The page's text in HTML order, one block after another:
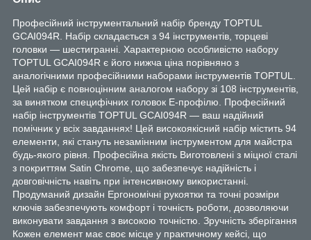
Професійний інструментальний набір бренду TOPTUL
GCAI094R. Набір складається з 94 інструментів, торцеві
головки — шестигранні. Характерною особливістю набору
TOPTUL GCAI094R є його нижча ціна порівняно з
аналогічними професійними наборами інструментів TOPTUL.
Цей набір є повноцінним аналогом набору зі 108 інструментів,
за винятком специфічних головок E-профілю. Професійний
набір інструментів TOPTUL GCAI094R — ваш надійний
помічник у всіх завданнях! Цей високоякісний набір містить 94
елементи, які стануть незамінним інструментом для майстра
будь-якого рівня. Професійна якість Виготовлені з міцної сталі
з покриттям Satin Chrome, що забезпечує надійність і
довговічність навіть при інтенсивному використанні.
Продуманий дизайн Ергономічні рукоятки та точні розміри
ключів забезпечують комфорт і точність роботи, дозволяючи
виконувати завдання з високою точністю. Зручність зберігання
Кожен елемент має своє місце у практичному кейсі, що